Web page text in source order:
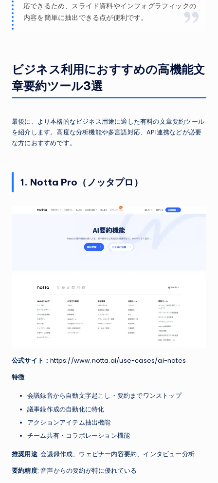
応できるため、スライド資料やインフォグラフィックの
内容を簡単に抽出できる点が便利です。
ビジネス利用におすすめの高機能文
章要約ツール3選
最後に、より本格的なビジネス用途に適した有料の文章要約ツール
を紹介します。高度な分析機能や多言語対応、API連携などが必要
な方におすすめです。
1. Notta Pro（ノッタプロ）
公式サイト：https://www.notta.ai/use-cases/ai-notes
特徴:
会議録音から自動文字起こし・要約までワンストップ
議事録作成の自動化に特化
アクションアイテム抽出機能
チーム共有・コラボレーション機能
推奨用途: 会議録作成、ウェビナー内容要約、インタビュー分析
要約精度: 音声からの要約が特に優れている